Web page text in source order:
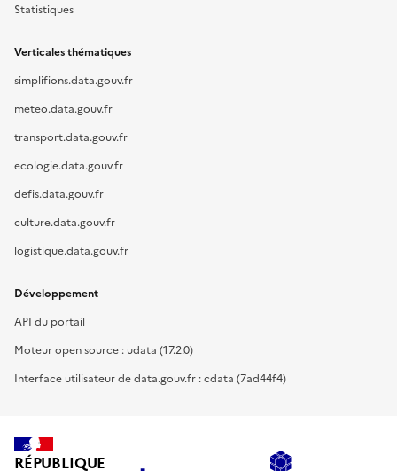
Statistiques
Verticales thématiques
simplifions.data.gouv.fr
meteo.data.gouv.fr
transport.data.gouv.fr
ecologie.data.gouv.fr
defis.data.gouv.fr
culture.data.gouv.fr
logistique.data.gouv.fr
Développement
API du portail
Moteur open source : udata (17.2.0)
Interface utilisateur de data.gouv.fr : cdata (7ad44f4)
RÉPUBLIQUE